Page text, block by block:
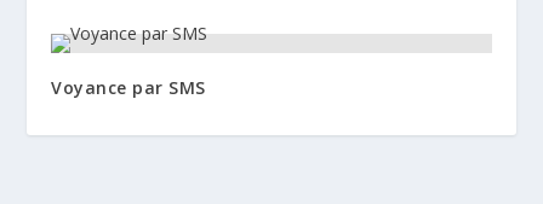
Voyance par SMS